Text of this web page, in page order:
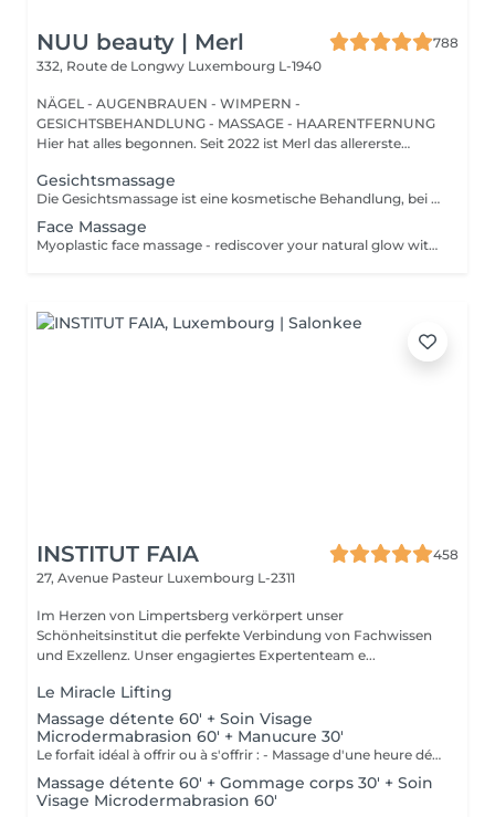
NUU beauty | Merl
788
332, Route de Longwy Luxembourg L-1940
NÄGEL - AUGENBRAUEN - WIMPERN -
GESICHTSBEHANDLUNG - MASSAGE - HAARENTFERNUNG
Hier hat alles begonnen. Seit 2022 ist Merl das allererste
Gesichtsmassage
Die Gesichtsmassage ist eine kosmetische Behandlung, bei der Hände oder ein Werkzeug verwendet werden, um das Gesicht und den Hals zu massieren, um die Durchblutung anzuregen, Entspannung zu fördern und das Erscheinungsbild der Haut zu verbessern. Gesichtsmassagen sind eine verjüngende Behandlung, die Ihnen zu einem jugendlicheren, strahlenden Teint verhelfen kann. Vollständige Gesichtsmassage + Pflege - ist eine kosmetische Behandlung, bei der Hände oder ein Werkzeug verwendet werden, um das Gesicht und den Hals zu massieren, um die Durchblutung anzuregen, Entspannung zu fördern und das Erscheinungsbild der Haut zu verbessern. Am Ende der Behandlung werden Vitaminmasken und Gesichtscremes aufgetragen. Gesichts- und Wangenmassage - ist eine kosmetische Behandlung, bei der Hände oder ein Werkzeug verwendet werden, um das Gesicht und den Hals zu massieren, um die Durchblutung anzuregen, Entspannung zu fördern und das Erscheinungsbild der Haut zu verbessern. Bei der Wangenmassage werden Druckpunkte im Inneren des Mundes massiert, um die Muskeln und Bänder im Wangenfettgewebe (zwischen den Wangen und den Kieferknochen) zu stimulieren und den Bereich zu straffen und zu konturieren. Am Ende der Behandlung werden Vitaminmasken und Gesichtscremes aufgetragen. Altersbeschränkungen: empfohlen ab 20 Jahren. Empfehlungen nach dem Eingriff: es gibt keine Empfehlungen nach diesen Verfahren. Frequenz: 8-10 Mal, einmal pro Woche.
Face Massage
Myoplastic face massage - rediscover your natural glow with the deeply rejuvenating myoplastic face massage. This unique technique works not only on the surface of your skin but also on the deeper layers of muscles and fascia. Through precise, sculpting movements, it releases tension, improves circulation, and restores elasticity. The result? A lifted, defined, and radiant look that feels as refreshing as it appears. Every session is like a reset for your face leaving you looking youthful, relaxed, and glowing with vitality. Express face massage is designed for those who value their time while expecting visible, refined results. This 30-minute lifting massage focuses on precise muscle stimulation to restore facial tone, improve skin firmness, and redefine the natural facial contour. The treatment helps reduce visible signs of fatigue while stimulating microcirculation, allowing the skin to regain a fresh, radiant, and naturally healthy glow. Perfect as an additional boost to your body massage for complete relaxation and rejuvenation. Important: This treatment is available only as an add-on to any body massage and cannot be booked as a standalone service.
INSTITUT FAIA
458
27, Avenue Pasteur Luxembourg L-2311
Im Herzen von Limpertsberg verkörpert unser
Schönheitsinstitut die perfekte Verbindung von Fachwissen
und Exzellenz. Unser engagiertes Expertenteam e...
Le Miracle Lifting
Massage détente 60' + Soin Visage
Microdermabrasion 60' + Manucure 30'
Le forfait idéal à offrir ou à s'offrir : - Massage d'une heure détente. - Soin visage d'une heure adapté au type de peau comprenant démaquillage, gommage, extraction des comédons, massage, masque et crème de soin. - Manucure comprenant le limage, la pousse et coupe des cuticules, gommage et massage avec crème de soin. Base transparente comprise si souhaitée.
Massage détente 60' + Gommage corps 30' + Soin
Visage Microdermabrasion 60'